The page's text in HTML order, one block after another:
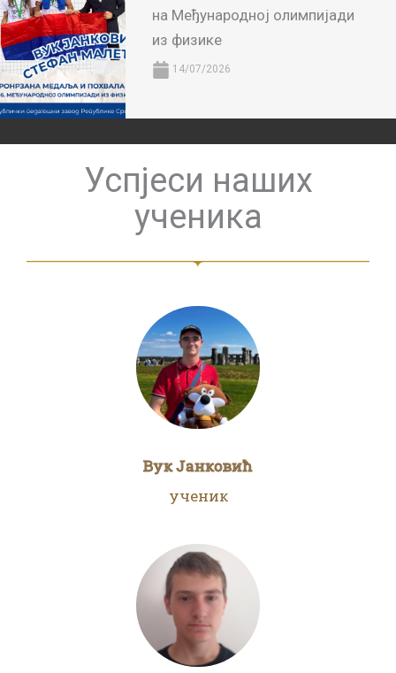
на Међународној олимпијади
из физике
14/07/2026
Успјеси наших
ученика
Вук Јанковић
ученик